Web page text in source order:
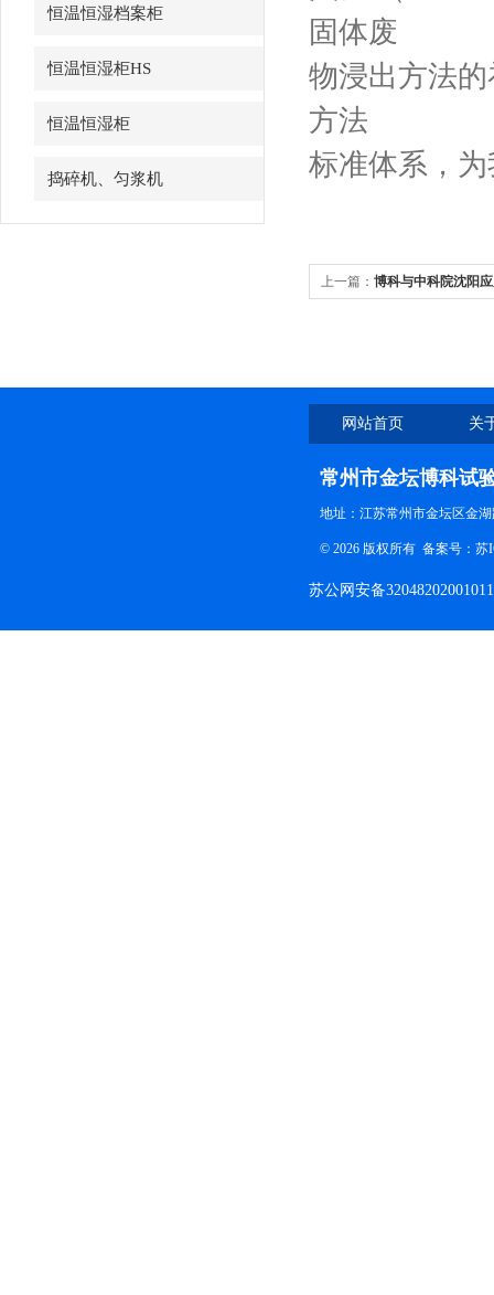
恒温恒湿档案柜
恒温恒湿柜HS
恒温恒湿柜
捣碎机、匀浆机
固体废
物浸出方法
方法
标准体系，
上一篇： 博科与中科院沈阳
网站首页 关
常州市金坛博科试
地址：江苏常州市金坛区金湖
© 2026 版权所有 备案号： 苏
苏公网安备32048202001011